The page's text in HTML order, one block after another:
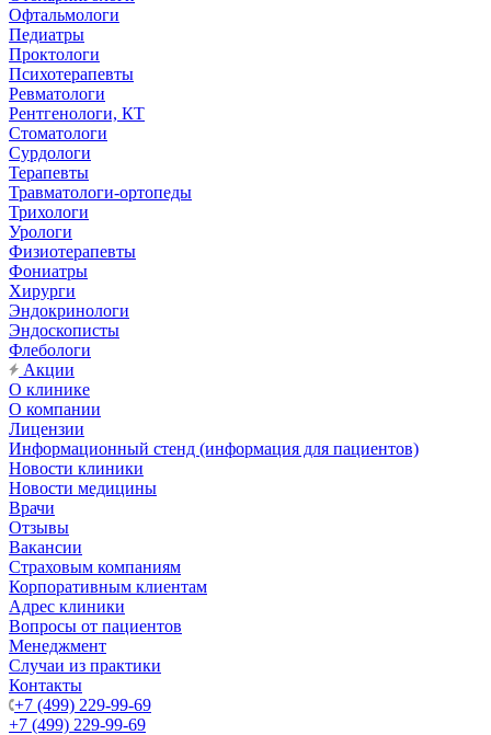
Офтальмологи
Педиатры
Проктологи
Психотерапевты
Ревматологи
Рентгенологи, КТ
Стоматологи
Сурдологи
Терапевты
Травматологи-ортопеды
Трихологи
Урологи
Физиотерапевты
Фониатры
Хирурги
Эндокринологи
Эндоскописты
Флебологи
Акции
О клинике
О компании
Лицензии
Информационный стенд (информация для пациентов)
Новости клиники
Новости медицины
Врачи
Отзывы
Вакансии
Страховым компаниям
Корпоративным клиентам
Адрес клиники
Вопросы от пациентов
Менеджмент
Случаи из практики
Контакты
+7 (499) 229-99-69
+7 (499) 229-99-69